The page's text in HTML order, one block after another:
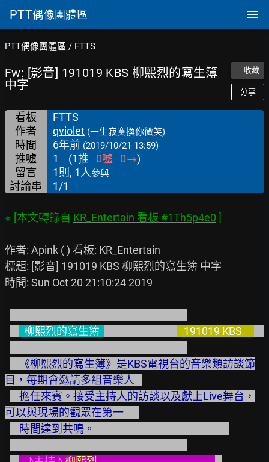
PTT偶像團體區
PTT偶像團體區 / FTTS
Fw: [影音] 191019 KBS 柳熙烈的寫生簿
中字
＋收藏
分享
看板
FTTS
作者
qviolet (一生寂寞換你微笑)
時間 6年前 (2019/10/21 13:59)
推噓 1 (1推 0噓 0→)
留言
1則, 1人參與
討論串 1/1
※ [本文轉錄自 KR_Entertain 看板 #1Th5p4e0
作者: Apink ( ) 看板: KR_Entertain
標題: [影音] 191019 KBS 柳熙烈的寫生簿 中字
時間: Sun Oct 20 21:10:24 2019
  柳熙烈的寫生簿
   191019 KBS
    《柳熙烈的寫生簿》是KBS電視台的音樂類訪談節
目，每期會邀請多組音樂人
    擔任來賓。接受主持人的訪談以及獻上Live舞台，
可以與現場的觀眾在第一
    時間達到共鳴。